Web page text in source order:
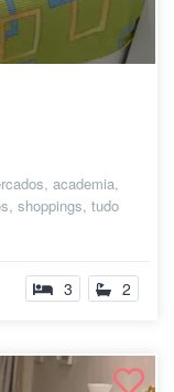
academia,
shoppings, tudo
3 2